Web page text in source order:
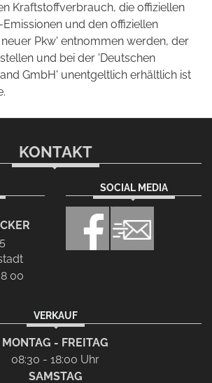
Kraftstoffverbrauch, die offiziellen
-Emissionen und den offiziellen
Pkw' entnommen werden, der
und bei der 'Deutschen
GmbH' unentgeltlich erhältlich ist
KONTAKT
00
SOCIAL MEDIA
VERKAUF
MONTAG - FREITAG
08:30 - 18:00 Uhr
SAMSTAG